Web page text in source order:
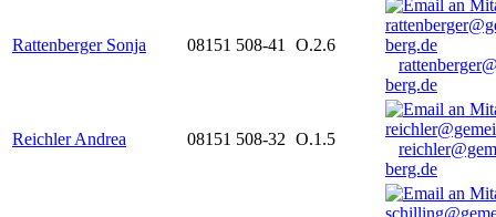
Rattenberger Sonja 08151 508-41
O.2.6
berg.de
Reichler Andrea 08151 508-32 O.1.5
berg.de